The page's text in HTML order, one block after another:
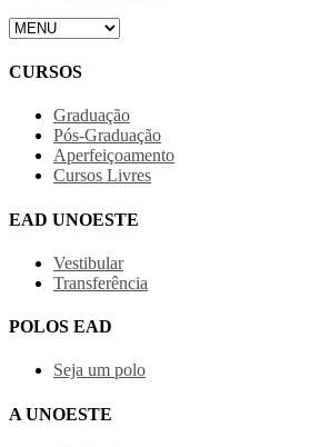
CURSOS
Graduação
Pós-Graduação
Aperfeiçoamento
Cursos Livres
EAD UNOESTE
Vestibular
Transferência
POLOS EAD
Seja um polo
A UNOESTE